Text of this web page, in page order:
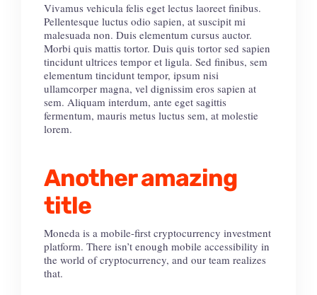
Vivamus vehicula felis eget lectus laoreet finibus.
Pellentesque luctus odio sapien, at suscipit mi
malesuada non. Duis elementum cursus auctor.
Morbi quis mattis tortor. Duis quis tortor sed sapien
tincidunt ultrices tempor et ligula. Sed finibus, sem
elementum tincidunt tempor, ipsum nisi
ullamcorper magna, vel dignissim eros sapien at
sem. Aliquam interdum, ante eget sagittis
fermentum, mauris metus luctus sem, at molestie
lorem.
Another amazing
title
Moneda is a mobile-first cryptocurrency investment
platform. There isn’t enough mobile accessibility in
the world of cryptocurrency, and our team realizes
that.